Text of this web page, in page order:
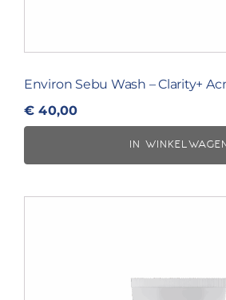
Environ Sebu Wash – Clarity+
€ 40,00
IN